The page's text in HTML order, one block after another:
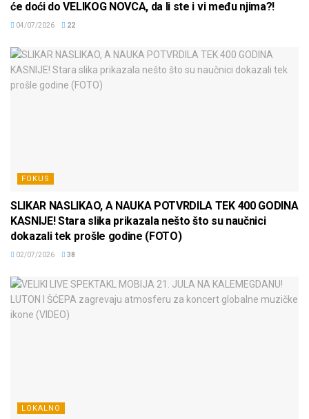
će doći do VELIKOG NOVCA, da li ste i vi među njima?!
04/07/2026 22
FOKUS
SLIKAR NASLIKAO, A NAUKA POTVRDILA TEK 400 GODINA
KASNIJE! Stara slika prikazala nešto što su naučnici
dokazali tek prošle godine (FOTO)
02/07/2026 38
LOKALNO